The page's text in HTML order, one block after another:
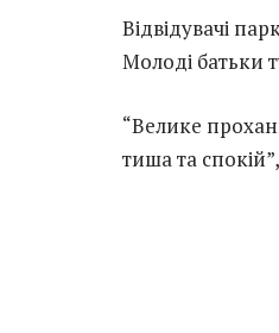
Відвідувачі
Молоді батьки
“Велике
тиша та